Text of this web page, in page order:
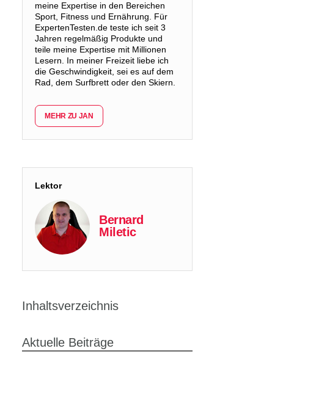
meine Expertise in den Bereichen
Sport, Fitness und Ernährung. Für
ExpertenTesten.de teste ich seit 3
Jahren regelmäßig Produkte und
teile meine Expertise mit Millionen
Lesern. In meiner Freizeit liebe ich
die Geschwindigkeit, sei es auf dem
Rad, dem Surfbrett oder den Skiern.
MEHR ZU JAN
Lektor
Bernard
Miletic
Inhaltsverzeichnis
Aktuelle Beiträge